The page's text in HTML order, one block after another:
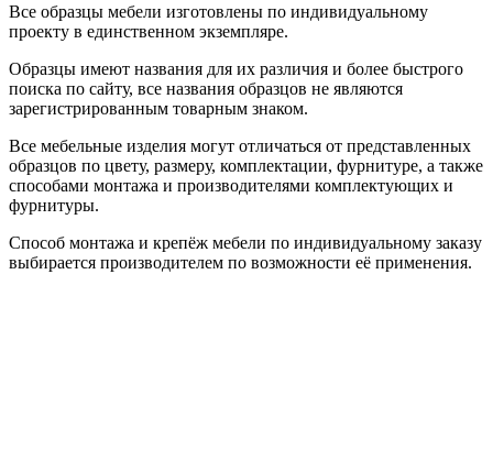
Все образцы мебели изготовлены по индивидуальному
проекту в единственном экземпляре.
Образцы имеют названия для их различия и более быстрого
поиска по сайту, все названия образцов не являются
зарегистрированным товарным знаком.
Все мебельные изделия могут отличаться от представленных
образцов по цвету, размеру, комплектации, фурнитуре, а также
способами монтажа и производителями комплектующих и
фурнитуры.
Способ монтажа и крепёж мебели по индивидуальному заказу
выбирается производителем по возможности её применения.